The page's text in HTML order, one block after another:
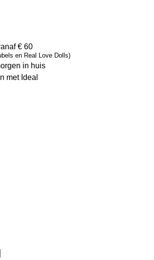
€ 60
en Real Love Dolls)
in huis
met Ideal